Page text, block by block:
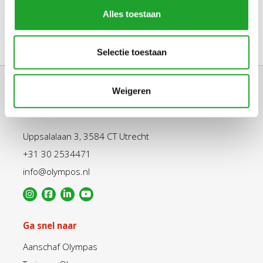
Alles toestaan
Selectie toestaan
Weigeren
Uppsalalaan 3, 3584 CT Utrecht
+31 30 2534471
info@olympos.nl
Ga snel naar
Aanschaf Olympas